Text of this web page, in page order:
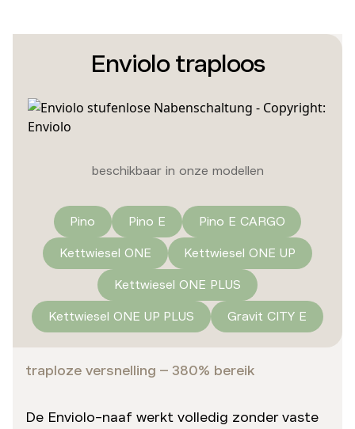
Enviolo traploos
beschikbaar in onze modellen
Pino Pino E
Pino E CARGO
Kettwiesel ONE
Kettwiesel ONE UP
Kettwiesel ONE PLUS
Kettwiesel ONE UP PLUS
Gravit CITY E
traploze versnelling – 380% bereik
De Enviolo-naaf werkt volledig zonder vaste